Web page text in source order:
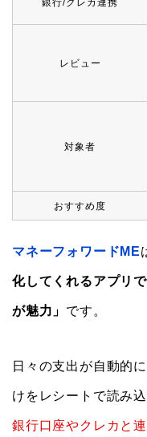
銀行/クレカ連携
レビュー
対象者
おすすめ度
マネーフォワードME
化してくれるアプリ
が魅力」 です。
日々の支出が自動的
けをレシートで読み
銀行口座やクレカと